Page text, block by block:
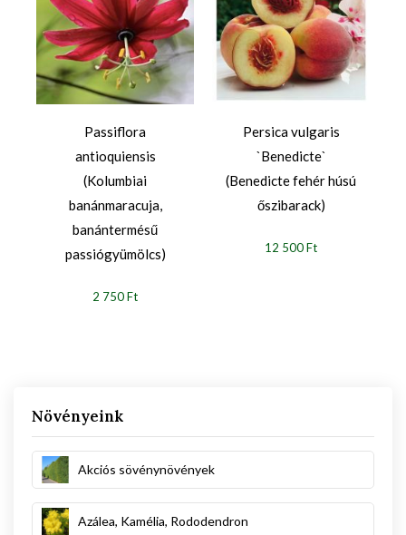
Növényeink
Akciós sövénynövények
Azálea, Kamélia, Rododendron
Passiflora
antioquiensis
(Kolumbiai
banánmaracuja,
banántermésű
passiógyümölcs)
2 750 Ft
Persica vulgaris
`Benedicte`
(Benedicte fehér húsú
őszibarack)
12 500 Ft